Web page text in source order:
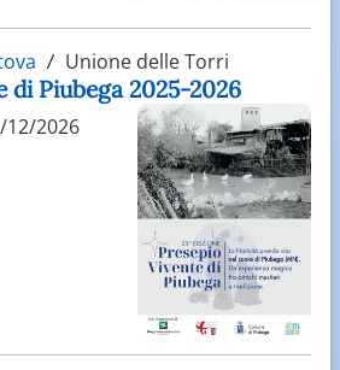
Unione delle Torri
di Piubega 2025-2026
12/2026